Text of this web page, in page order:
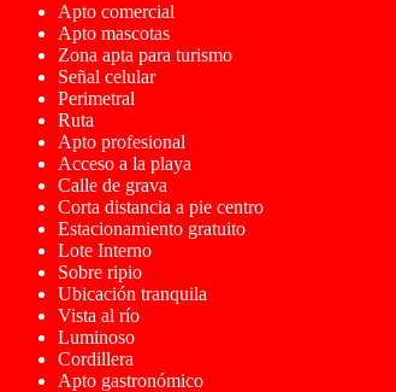
Apto comercial
Apto mascotas
Zona apta para turismo
Señal celular
Perimetral
Ruta
Apto profesional
Acceso a la playa
Calle de grava
Corta distancia a pie centro
Estacionamiento gratuito
Lote Interno
Sobre ripio
Ubicación tranquila
Vista al río
Luminoso
Cordillera
Apto gastronómico